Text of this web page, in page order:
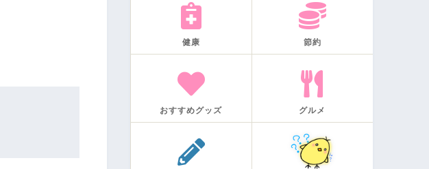
健康 節約
おすすめグッズ グルメ